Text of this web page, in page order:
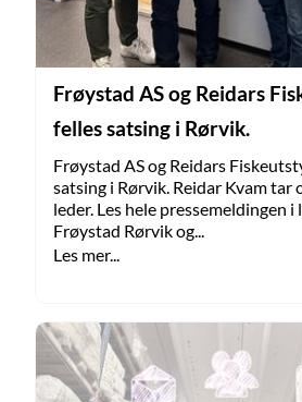
Frøystad AS og Reidars
felles satsing i Rørvik.
Frøystad AS og Reidars
satsing i Rørvik. Reidar Kvam tar
leder. Les hele pressemeldingen
Frøystad Rørvik og...
Les mer...